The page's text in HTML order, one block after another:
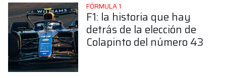
FÓRMULA 1
F1: la historia que hay
detrás de la elección de
Colapinto del número 43